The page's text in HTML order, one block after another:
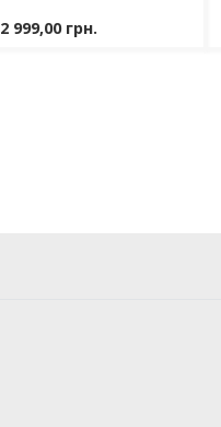
2 999,00 грн.